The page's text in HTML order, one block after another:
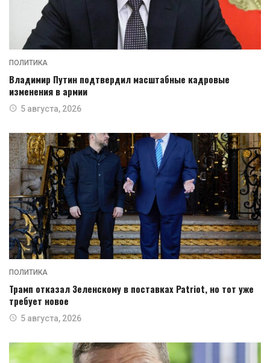
ПОЛИТИКА
Владимир Путин подтвердил масштабные кадровые
изменения в армии
5 августа, 2026
ПОЛИТИКА
Трамп отказал Зеленскому в поставках Patriot, но тот уже
требует новое
5 августа, 2026